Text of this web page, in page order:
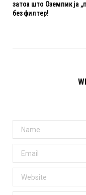
затоа што Оземпик ја
без филтер!